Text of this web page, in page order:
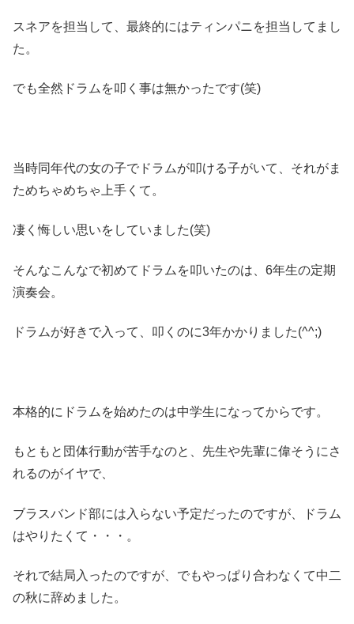
スネアを担当して、最終的にはティンパニを担当してまし
た。
でも全然ドラムを叩く事は無かったです(笑)
当時同年代の女の子でドラムが叩ける子がいて、それがま
ためちゃめちゃ上手くて。
凄く悔しい思いをしていました(笑)
そんなこんなで初めてドラムを叩いたのは、6年生の定期
演奏会。
ドラムが好きで入って、叩くのに3年かかりました(^^;)
本格的にドラムを始めたのは中学生になってからです。
もともと団体行動が苦手なのと、先生や先輩に偉そうにさ
れるのがイヤで、
ブラスバンド部には入らない予定だったのですが、ドラム
はやりたくて・・・。
それで結局入ったのですが、でもやっぱり合わなくて中二
の秋に辞めました。